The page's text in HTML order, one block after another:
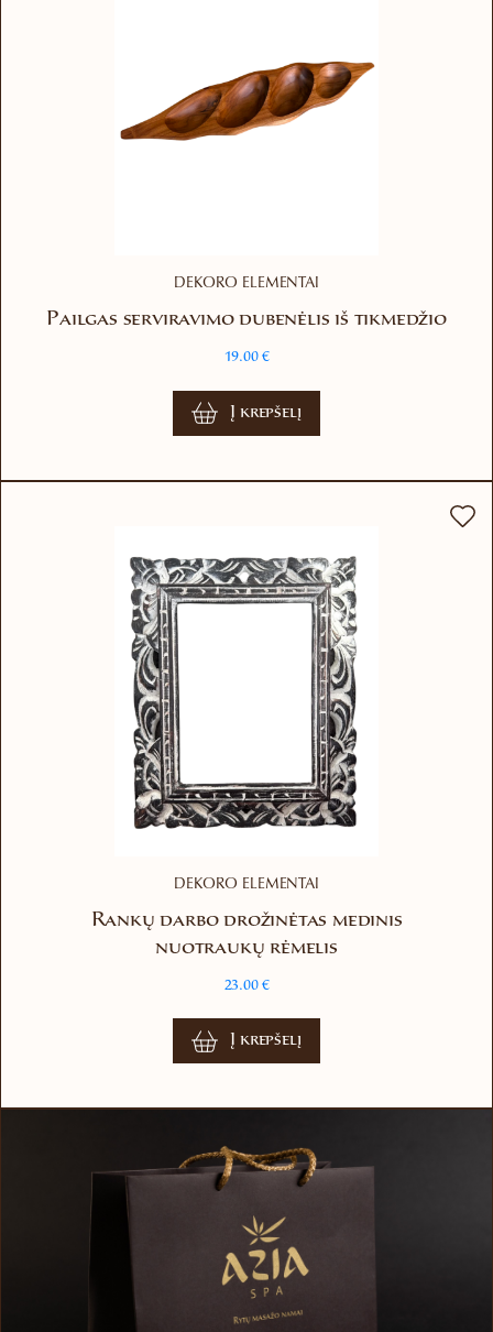
DEKORO ELEMENTAI
Pailgas serviravimo dubenėlis iš tikmedžio
19.00 €
Į krepšelį
DEKORO ELEMENTAI
Rankų darbo drožinėtas medinis
nuotraukų rėmelis
23.00 €
Į krepšelį